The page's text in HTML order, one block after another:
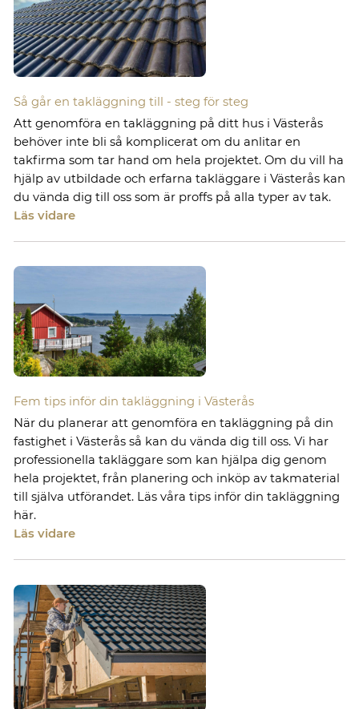
Så går en takläggning till - steg för steg
Att genomföra en takläggning på ditt hus i Västerås
behöver inte bli så komplicerat om du anlitar en
takfirma som tar hand om hela projektet. Om du vill ha
hjälp av utbildade och erfarna takläggare i Västerås kan
du vända dig till oss som är proffs på alla typer av tak.
Läs vidare
Fem tips inför din takläggning i Västerås
När du planerar att genomföra en takläggning på din
fastighet i Västerås så kan du vända dig till oss. Vi har
professionella takläggare som kan hjälpa dig genom
hela projektet, från planering och inköp av takmaterial
till själva utförandet. Läs våra tips inför din takläggning
här.
Läs vidare